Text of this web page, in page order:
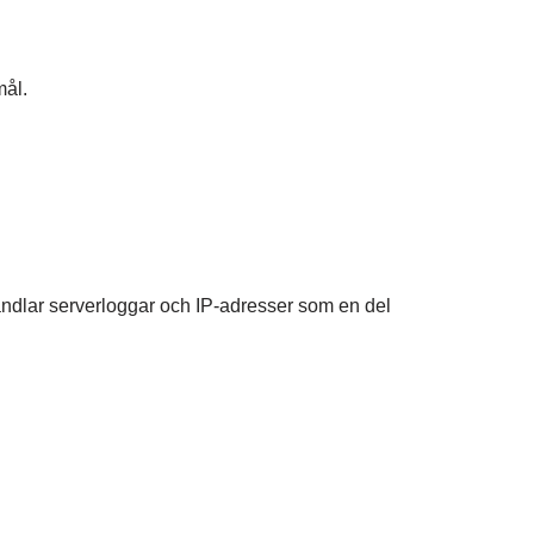
serverloggar och IP-adresser som en del